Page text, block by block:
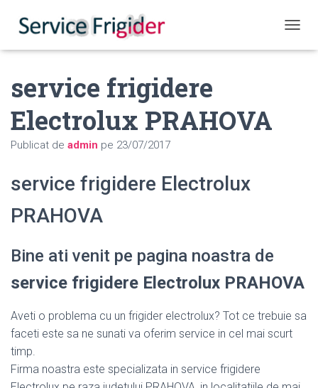
service frigidere
Electrolux PRAHOVA
Publicat de admin pe 23/07/2017
service frigidere Electrolux
PRAHOVA
Bine ati venit pe pagina noastra de
service frigidere Electrolux PRAHOVA
Aveti o problema cu un frigider electrolux? Tot ce trebuie sa
faceti este sa ne sunati va oferim service in cel mai scurt
timp.
Firma noastra este specializata in service frigidere